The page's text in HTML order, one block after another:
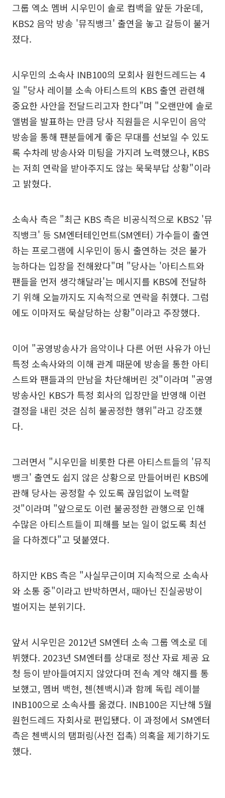
그룹 엑소 멤버 시우민이 솔로 컴백을 앞둔 가운데,
KBS2 음악 방송 '뮤직뱅크' 출연을 놓고 갈등이 불거
졌다.
시우민의 소속사 INB100의 모회사 원헌드레드는 4
일 "당사 레이블 소속 아티스트의 KBS 출연 관련해
중요한 사안을 전달드리고자 한다"며 "오랜만에 솔로
앨범을 발표하는 만큼 당사 직원들은 시우민이 음악
방송을 통해 팬분들에게 좋은 무대를 선보일 수 있도
록 수차례 방송사와 미팅을 가지려 노력했으나, KBS
는 저희 연락을 받아주지도 않는 묵묵부답 상황"이라
고 밝혔다.
소속사 측은 "최근 KBS 측은 비공식적으로 KBS2 '뮤
직뱅크' 등 SM엔터테인먼트(SM엔터) 가수들이 출연
하는 프로그램에 시우민이 동시 출연하는 것은 불가
능하다는 입장을 전해왔다"며 "당사는 '아티스트와
팬들을 먼저 생각해달라'는 메시지를 KBS에 전달하
기 위해 오늘까지도 지속적으로 연락을 취했다. 그럼
에도 이마저도 묵살당하는 상황"이라고 주장했다.
이어 "공영방송사가 음악이나 다른 어떤 사유가 아닌
특정 소속사와의 이해 관계 때문에 방송을 통한 아티
스트와 팬들과의 만남을 차단해버린 것"이라며 "공영
방송사인 KBS가 특정 회사의 입장만을 반영해 이런
결정을 내린 것은 심히 불공정한 행위"라고 강조했
다.
그러면서 "시우민을 비롯한 다른 아티스트들의 '뮤직
뱅크' 출연도 쉽지 않은 상황으로 만들어버린 KBS에
관해 당사는 공정할 수 있도록 끊임없이 노력할
것"이라며 "앞으로도 이런 불공정한 관행으로 인해
수많은 아티스트들이 피해를 보는 일이 없도록 최선
을 다하겠다"고 덧붙였다.
하지만 KBS 측은 "사실무근이며 지속적으로 소속사
와 소통 중"이라고 반박하면서, 때아닌 진실공방이
벌어지는 분위기다.
앞서 시우민은 2012년 SM엔터 소속 그룹 엑소로 데
뷔했다. 2023년 SM엔터를 상대로 정산 자료 제공 요
청 등이 받아들여지지 않았다며 전속 계약 해지를 통
보했고, 멤버 백현, 첸(첸백시)과 함께 독립 레이블
INB100으로 소속사를 옮겼다. INB100은 지난해 5월
원헌드레드 자회사로 편입됐다. 이 과정에서 SM엔터
측은 첸백시의 탬퍼링(사전 접촉) 의혹을 제기하기도
했다.